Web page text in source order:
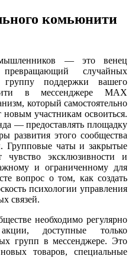
комьюнити
— это венец
превращающий случайных
поддержки вашего
в мессенджере MAX
который самостоятельно
новым участникам освоиться.
— предоставлять площадку
развития этого сообщества
Групповые чаты и закрытые
эксклюзивности и
и ограниченному для
вопрос о том, как создать
психологии управления
связей.
необходимо регулярно
доступные только
групп в мессенджере. Это
товаров, специальные